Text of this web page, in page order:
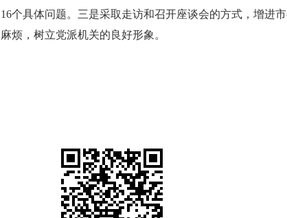
16个具体问题。三是采取走访和召开座谈会的方式，增进
烦，树立党派机关的良好形象。